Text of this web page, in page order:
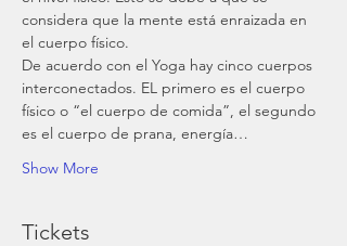
considera que la mente está enraizada en
el cuerpo físico.
De acuerdo con el Yoga hay cinco cuerpos
interconectados. EL primero es el cuerpo
físico o “el cuerpo de comida”, el segundo
es el cuerpo de prana, energía…
Show More
Tickets